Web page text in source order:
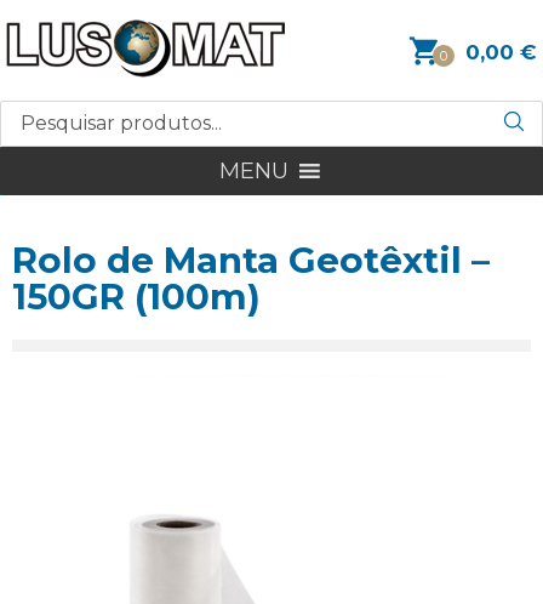
0 0,00 €
MENU
Rolo de Manta Geotêxtil –
150GR (100m)